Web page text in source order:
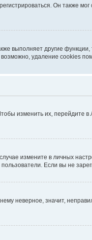
Он также
выполняет другие
удаление cookies
изменить их, перейдите в
измените в личных
Если вы не
неверное, значит,